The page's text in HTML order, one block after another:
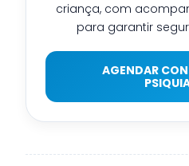
criança, com
para garantir
AGENDAR